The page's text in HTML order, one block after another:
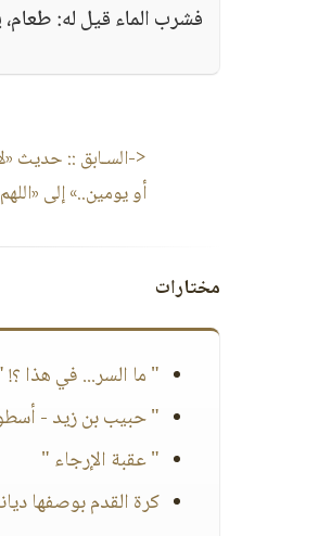
فشرب الماء قيل له: طعام،
<-السـابق :: حديث
أو يومين..» إلى
مختارات
" ما السر... في هذا ؟!
" حبيب بن زيد -
" عقبة الإرجاء "
كرة القدم بوصفها